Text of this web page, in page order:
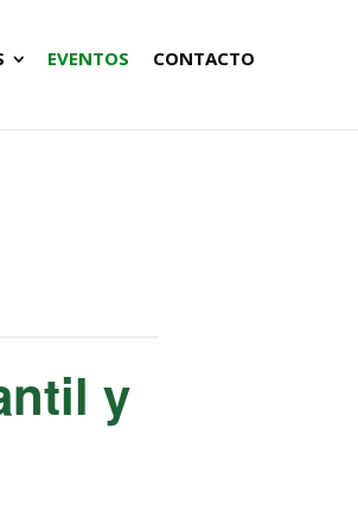
EVENTOS CONTACTO
y